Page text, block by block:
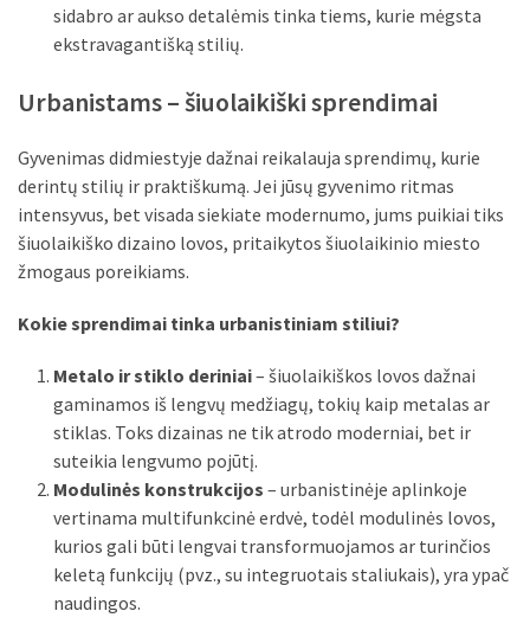
sidabro ar aukso detalėmis tinka tiems, kurie mėgsta
ekstravagantišką stilių.
Urbanistams – šiuolaikiški sprendimai
Gyvenimas didmiestyje dažnai reikalauja sprendimų, kurie
derintų stilių ir praktiškumą. Jei jūsų gyvenimo ritmas
intensyvus, bet visada siekiate modernumo, jums puikiai tiks
šiuolaikiško dizaino lovos, pritaikytos šiuolaikinio miesto
žmogaus poreikiams.
Kokie sprendimai tinka urbanistiniam stiliui?
Metalo ir stiklo deriniai– šiuolaikiškos lovos dažnai
gaminamos iš lengvų medžiagų, tokių kaip metalas ar
stiklas. Toks dizainas ne tik atrodo moderniai, bet ir
suteikia lengvumo pojūtį.
Modulinės konstrukcijos – urbanistinėje aplinkoje
vertinama multifunkcinė erdvė, todėl modulinės lovos,
kurios gali būti lengvai transformuojamos ar turinčios
keletą funkcijų (pvz., su integruotais staliukais), yra ypač
naudingos.